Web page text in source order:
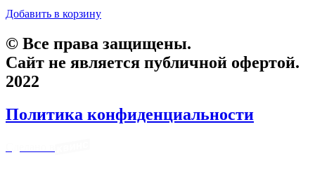
Добавить в корзину
© Все права защищены.
Сайт не является публичной офертой.
2022
Политика конфиденциальности